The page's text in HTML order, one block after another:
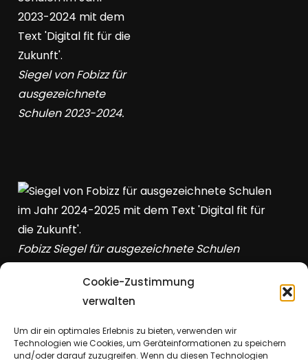
Cookie-Zustimmung
verwalten
Um dir ein optimales Erlebnis zu bieten, verwenden wir
Technologien wie Cookies, um Geräteinformationen zu speichern
und/oder darauf zuzugreifen. Wenn du diesen Technologien
Siegel von Fobizz für
ausgezeichnete
Schulen 2023-2024.
Fobizz Siegel für ausgezeichnete Schulen